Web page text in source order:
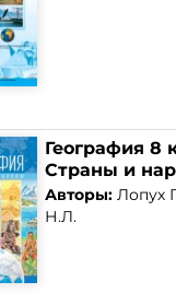
География 8
Страны и
Авторы: Лопух
Н.Л.